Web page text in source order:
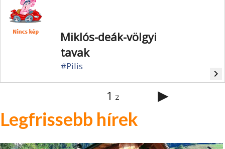
Miklós-deák-völgyi
tavak
#Pilis
navigate_next
1 2 ▶
Legfrissebb hírek